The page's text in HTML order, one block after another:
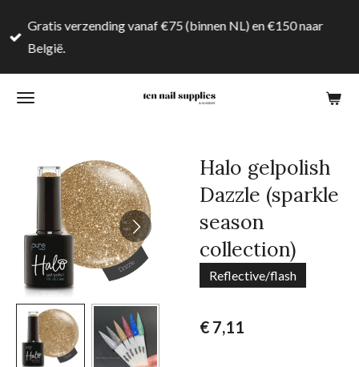
direct
hoofdinhoud
Gratis verzending vanaf €75 (binnen NL) en €150 naar
België.
Halo gelpolish
Dazzle (sparkle
season
collection)
Reflective/flash
€ 7,11